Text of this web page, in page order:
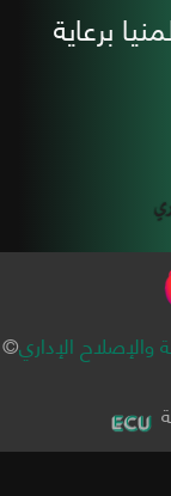
برعاية
والإصلاح الإداري©